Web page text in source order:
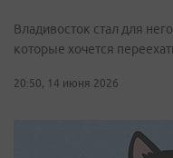
Владивосток стал для
которые хочется
20:50, 14 июня 2026